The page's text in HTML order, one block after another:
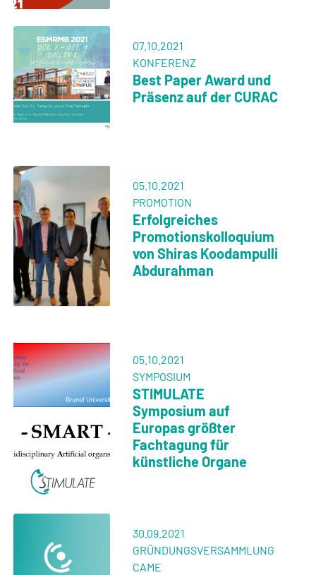
07.10.2021
KONFERENZ
Best Paper Award und
Präsenz auf der CURAC
05.10.2021
PROMOTION
Erfolgreiches
Promotionskolloquium
von Shiras Koodampulli
Abdurahman
05.10.2021
SYMPOSIUM
STIMULATE
Symposium auf
Europas größter
Fachtagung für
künstliche Organe
30.09.2021
GRÜNDUNGSVERSAMMLUNG
CAME